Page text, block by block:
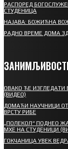
РАСПОРЕД
СТУДЕНИЦА
НАЈАВА: БОЖИЋНА
РАДНО ВРЕМЕ ДОМА
ОВАКО ЋЕ ИЗГЛЕДАТИ
(ВИДЕО)
ДОМАЋИ НАУЧНИЦИ
ВРСТУ РИБЕ
„ПОЛЕКОЛ“ ПОДНЕО
МХЕ НА СТУДЕНИЦИ
ГОКЧАНИЦА УВЕК